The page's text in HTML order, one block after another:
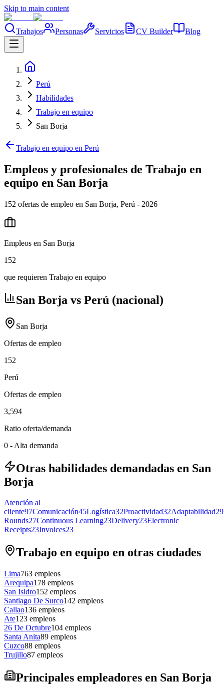
Skip to main content
Trabajos Personas Servicios CV Builder Blog
Perú
Habilidades
Trabajo en equipo
San Borja
Trabajo en equipo en Perú
Empleos y profesionales de Trabajo en
equipo en San Borja
152 ofertas de empleo en San Borja, Perú - 2026
Empleos en San Borja
152
que requieren Trabajo en equipo
San Borja vs Perú (nacional)
San Borja
Ofertas de empleo
152
Perú
Ofertas de empleo
3,594
Ratio oferta/demanda
0 - Alta demanda
Otras habilidades demandadas en San
Borja
Atención al
cliente97Comunicación45Logística32Proactividad32Adaptabilidad29
Rounds27Continuous Learning23Delivery23Electronic
Receipts23Invoices23
Trabajo en equipo en otras ciudades
Lima763 empleos
Arequipa178 empleos
San Isidro152 empleos
Santiago De Surco142 empleos
Callao136 empleos
Ate123 empleos
26 De Octubre104 empleos
Santa Anita89 empleos
Cuzco88 empleos
Trujillo87 empleos
Principales empleadores en San Borja